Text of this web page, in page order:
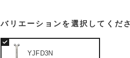
バリエーションを選択してくだ
YJFD3N